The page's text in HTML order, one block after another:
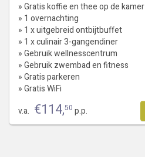
» Gratis koffie en thee op de kamer
» 1 overnachting
» 1 x uitgebreid ontbijtbuffet
» 1 x culinair 3-gangendiner
» Gebruik wellnesscentrum
» Gebruik zwembad en fitness
» Gratis parkeren
» Gratis WiFi
v.a. €114,50 p.p.